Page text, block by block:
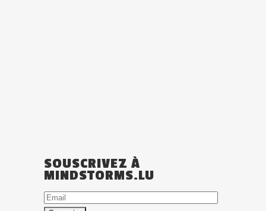
SOUSCRIVEZ À
MINDSTORMS.LU
Email